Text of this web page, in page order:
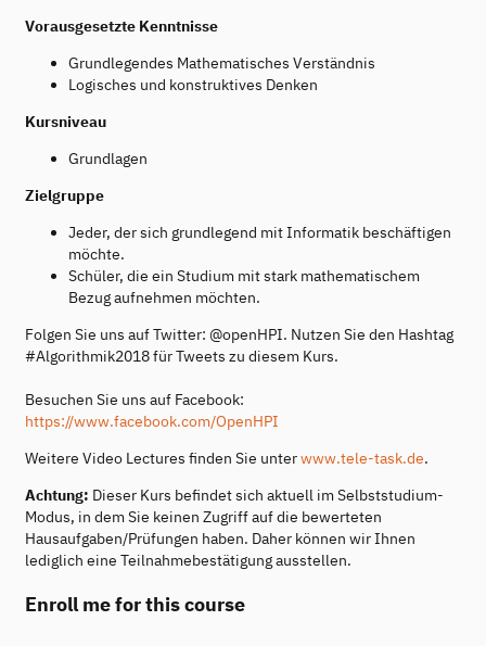
Vorausgesetzte Kenntnisse
Grundlegendes Mathematisches Verständnis
Logisches und konstruktives Denken
Kursniveau
Grundlagen
Zielgruppe
Jeder, der sich grundlegend mit Informatik beschäftigen
möchte.
Schüler, die ein Studium mit stark mathematischem
Bezug aufnehmen möchten.
Folgen Sie uns auf Twitter: @openHPI. Nutzen Sie den Hashtag
#Algorithmik2018 für Tweets zu diesem Kurs.
Besuchen Sie uns auf Facebook:
https://www.facebook.com/OpenHPI
Weitere Video Lectures finden Sie unterwww.tele-task.de.
Achtung: Dieser Kurs befindet sich aktuell im Selbststudium-
Modus, in dem Sie keinen Zugriff auf die bewerteten
Hausaufgaben/Prüfungen haben. Daher können wir Ihnen
lediglich eine Teilnahmebestätigung ausstellen.
Enroll me for this course